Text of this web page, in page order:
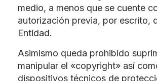
medio, a menos que se cuente
autorización previa, por escrito,
Entidad.
Asimismo queda prohibido
manipular el «copyright» así
dispositivos técnicos de